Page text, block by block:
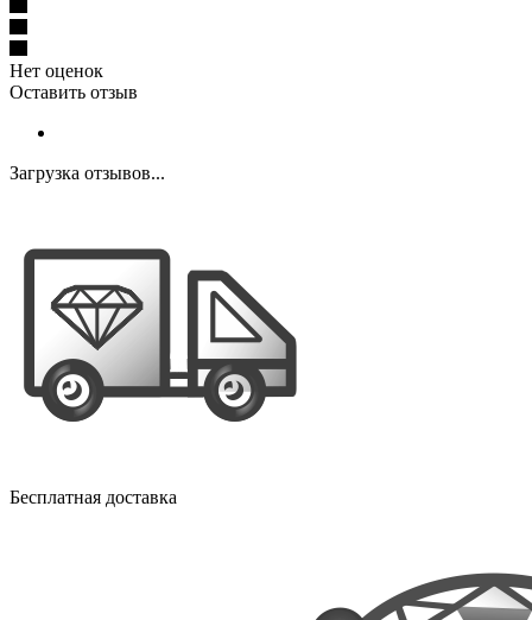
Нет оценок
Оставить отзыв
Загрузка отзывов...
Бесплатная доставка